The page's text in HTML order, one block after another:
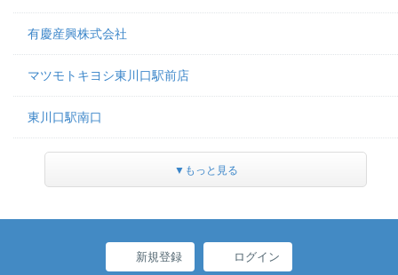
有慶産興株式会社
マツモトキヨシ東川口駅前店
東川口駅南口
▼もっと見る
新規登録 ログイン